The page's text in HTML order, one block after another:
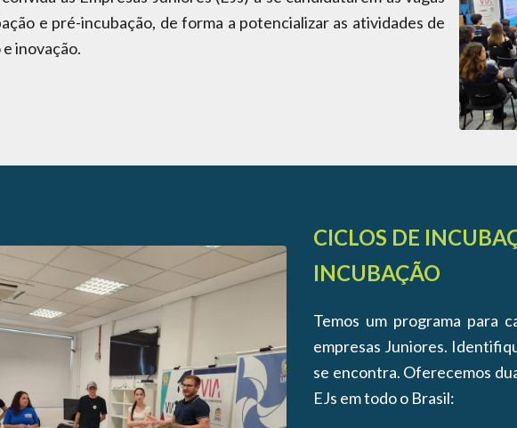
e pré-incubação, de forma a potencializar as atividades de
inovação.
CICLOS DE
INCUBAÇÃO
Temos um programa para
empresas Juniores.
se encontra. Oferecemos
EJs em todo o Brasil: